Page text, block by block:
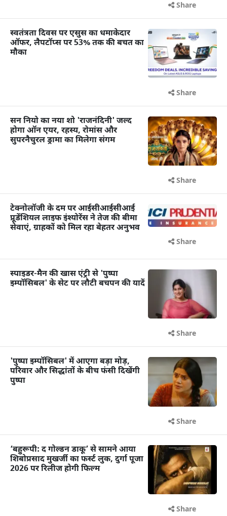
Share
स्वतंत्रता दिवस पर एसुस का धमाकेदार
ऑफर, लैपटॉप्स पर 53% तक की बचत का
मौका
Share
सन नियो का नया शो 'राजनंदिनी' जल्द
होगा ऑन एयर, रहस्य, रोमांस और
सुपरनैचुरल ड्रामा का मिलेगा संगम
Share
टेक्नोलॉजी के दम पर आईसीआईसीआई
प्रूडेंशियल लाइफ इंश्योरेंस ने तेज की बीमा
सेवाएं, ग्राहकों को मिल रहा बेहतर अनुभव
Share
स्पाइडर-मैन की खास एंट्री से 'पुष्पा
इम्पॉसिबल' के सेट पर लौटी बचपन की यादें
Share
'पुष्पा इम्पॉसिबल' में आएगा बड़ा मोड़,
परिवार और सिद्धांतों के बीच फंसी दिखेंगी
पुष्पा
Share
‘बहुरूपी: द गोल्डन डाकू’ से सामने आया
शिबोप्रसाद मुखर्जी का फर्स्ट लुक, दुर्गा पूजा
2026 पर रिलीज होगी फिल्म
Share